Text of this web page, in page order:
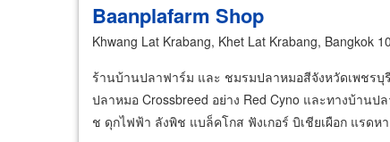
Baanplafarm Shop
Khwang Lat Krabang, Khet Lat Krabang, Bangkok
ร้านบ้านปลาฟาร์ม และ ชมรมปลาหมอสีจังหวัดเพชร
ปลาหมอ Crossbreed อย่าง Red Cyno และทางบ้าน
ช ดุกไฟฟ้า ลังพิช แบล็คโกส ฟังเกอร์ บิเชียเผือก แรดห